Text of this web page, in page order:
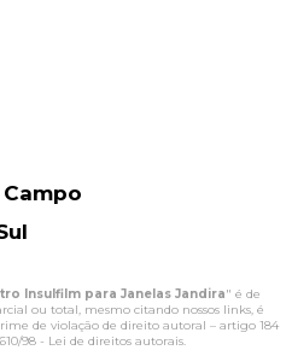
Campo
Insulfilm para Janelas Jandira" é de
ou total, mesmo citando nossos links, é
de violação de direito autoral – artigo 184
98 - Lei de direitos autorais.